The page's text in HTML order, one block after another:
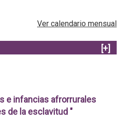
Ver calendario mensual
[+]
e infancias afrorrurales
de la esclavitud "